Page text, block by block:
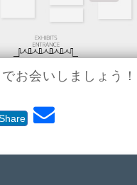
お会いしましょう！